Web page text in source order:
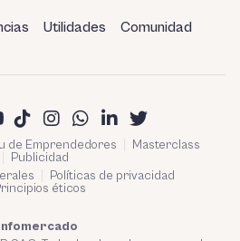
Utilidades Comunidad
de Emprendedores
Masterclass
Publicidad
Políticas de privacidad
éticos